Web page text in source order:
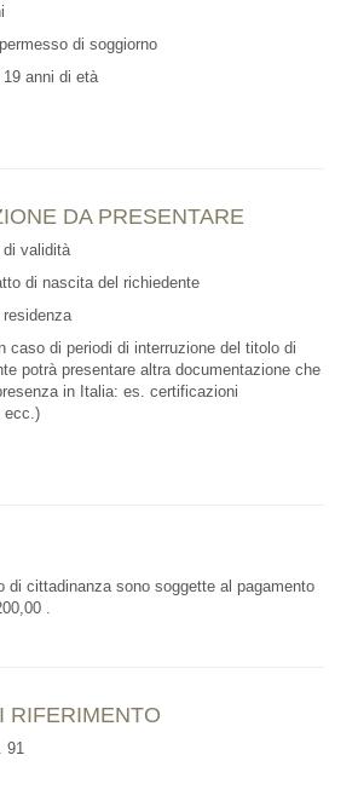
di soggiorno
anni di età
DA PRESENTARE
validità
di nascita del richiedente
caso di periodi di interruzione del titolo di
potrà presentare altra documentazione che
in Italia: es. certificazioni
ecc.)
di cittadinanza sono soggette al pagamento
.
RIFERIMENTO
91